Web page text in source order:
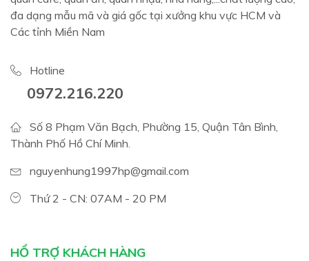
đa dạng mẫu mã và giá gốc tại xưởng khu vực HCM và
Các tỉnh Miền Nam
Hotline
0972.216.220
Số 8 Phạm Văn Bạch, Phường 15, Quận Tân Bình,
Thành Phố Hồ Chí Minh.
nguyenhung1997hp@gmail.com
Thứ 2 - CN: 07AM - 20 PM
HỔ TRỢ KHÁCH HÀNG